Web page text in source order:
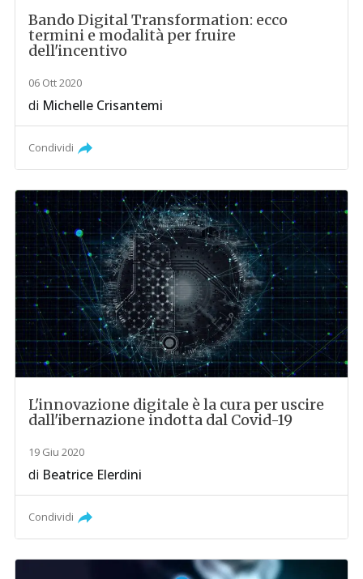
Bando Digital Transformation: ecco
termini e modalità per fruire
dell'incentivo
06 Ott 2020
di Michelle Crisantemi
Condividi
L'innovazione digitale è la cura per uscire
dall'ibernazione indotta dal Covid-19
19 Giu 2020
di Beatrice Elerdini
Condividi